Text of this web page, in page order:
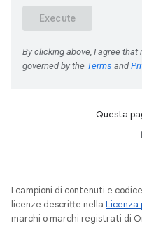
Questa
I campioni di contenuti e
licenze descritte nella Licenza
marchi o marchi registrati di